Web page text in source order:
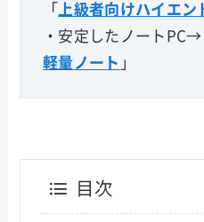
「
上級者向けハイエン
・安定したノートPC→
軽量ノート 」
目次